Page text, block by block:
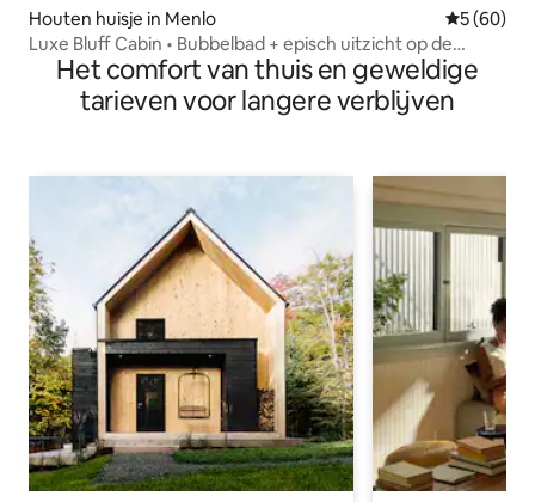
Houten huisje in Menlo
5 (60)
Luxe Bluff Cabin • Bubbelbad + episch uitzicht op de
bergen
Het comfort van thuis en geweldige
tarieven voor langere verblijven